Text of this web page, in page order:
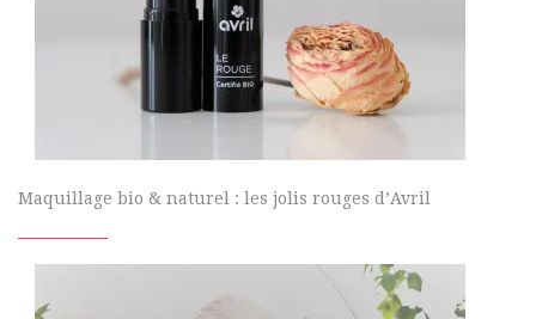
Maquillage bio & naturel : les jolis rouges d’Avril